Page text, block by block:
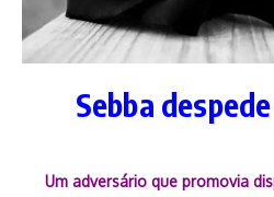
Sebba
Um adversário que promovia